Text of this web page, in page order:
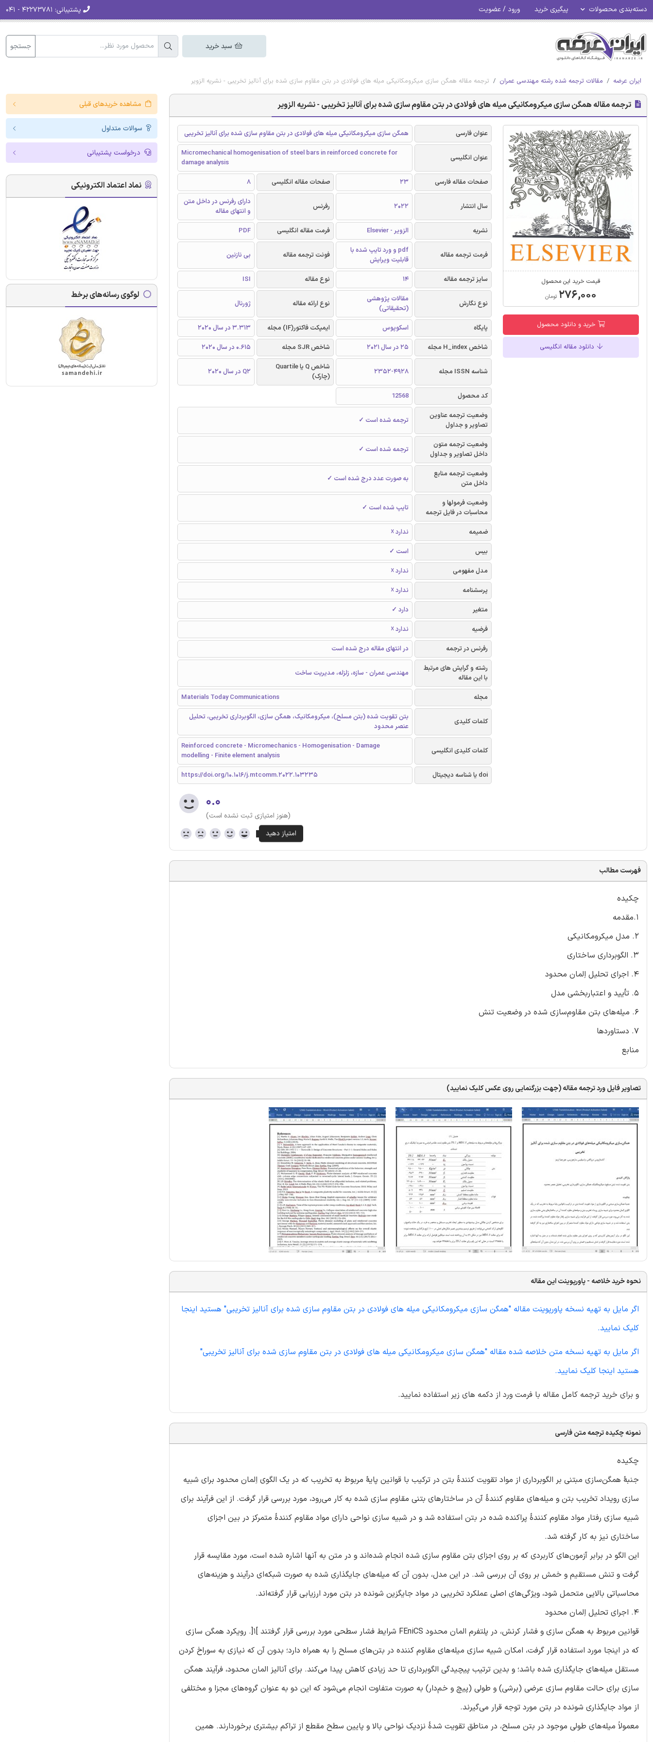
دسته‌بندی محصولات پیگیری خرید ورود / عضویت پشتیبانی:
سبد خرید جستجو
ایران عرضه مقالات ترجمه شده رشته مهندسی عمران ترجمه مقاله همگن سازی میکرومکانیکی میله های فولادی در بتن مقاوم سازی شده برای آنالیز تخریبی - نشریه الزویر
ترجمه مقاله همگن سازی میکرومکانیکی میله های فولادی در بتن مقاوم سازی شده برای آنالیز تخریبی - نشریه الزویر
قیمت خرید این محصول
۲۷۶,۰۰۰ تومان
خرید و دانلود محصول
دانلود مقاله انگلیسی
عنوان فارسی همگن سازی میکرومکانیکی میله های فولادی در بتن مقاوم سازی شده برای آنالیز تخریبی
عنوان انگلیسی
Micromechanical homogenisation of steel bars in reinforced concrete for
damage analysis
صفحات مقاله فارسی
23 صفحات مقاله انگلیسی 8
سال انتشار 2022 رفرنس
دارای رفرنس در داخل متن
و انتهای مقاله
نشریه
الزویر - Elsevier فرمت مقاله انگلیسی PDF
فرمت ترجمه مقاله
pdf و ورد تایپ شده با
قابلیت ویرایش
فونت ترجمه مقاله بی نازنین
سایز ترجمه مقاله 14 نوع مقاله ISI
نوع نگارش
مقالات پژوهشی
(تحقیقاتی)
نوع ارائه مقاله ژورنال
پایگاه اسکوپوس ایمپکت فاکتور(IF) مجله
3.313 در سال 2020
شاخص H_index مجله
25 در سال 2021 شاخص SJR مجله 0.615 در سال 2020
شناسه ISSN مجله 2352-4928
شاخص Q یا Quartile
(چارک)
Q2 در سال 2020
کد محصول
12568
وضعیت ترجمه عناوین
تصاویر و جداول
ترجمه شده است ✓
وضعیت ترجمه متون
داخل تصاویر و جداول
ترجمه شده است ✓
وضعیت ترجمه منابع
داخل متن
به صورت عدد درج شده است ✓
وضعیت فرمولها و
محاسبات در فایل ترجمه
تایپ شده است ✓
ضمیمه
ندارد ☓
بیس
است ✓
مدل مفهومی
ندارد ☓
پرسشنامه
ندارد ☓
متغیر
دارد ✓
فرضیه
ندارد ☓
رفرنس در ترجمه
در انتهای مقاله درج شده است
رشته و گرایش های مرتبط
با این مقاله
مهندسی عمران - سازه، زلزله، مدیریت ساخت
مجله Materials Today Communications
کلمات کلیدی
بتن تقویت شده (بتن مسلح)، میکرومکانیک، همگن سازی، الگوبرداری تخریبی، تحلیل
عنصر محدود
کلمات کلیدی انگلیسی
Reinforced concrete - Micromechanics - Homogenisation - Damage
modelling - Finite element analysis
doi یا شناسه دیجیتال
https://doi.org/10.1016/j.mtcomm.2022.103235
۰.۰
(هنوز امتیازی ثبت نشده است)
فهرست مطالب
چکیده
1.مقدمه
2. مدل میکرومکانیکی
3. الگوبرداری ساختاری
4. اجرای تحلیل اِلمان محدود
5. تأیید و اعتباربخشی مدل
6. میله‌های بتن مقاوم‌سازی شده در وضعیت تنش
7. دستاوردها
منابع
تصاویر فایل ورد ترجمه مقاله (جهت بزرگنمایی روی عکس کلیک نمایید)
نحوه خرید خلاصه - پاورپوینت این مقاله
اگر مایل به تهیه نسخه پاورپوینت مقاله "همگن سازی میکرومکانیکی میله های فولادی در بتن مقاوم سازی شده برای آنالیز تخریبی" هستید اینجا
کلیک نمایید.
اگر مایل به تهیه نسخه متن خلاصه شده مقاله "همگن سازی میکرومکانیکی میله های فولادی در بتن مقاوم سازی شده برای آنالیز تخریبی"
هستید اینجا کلیک نمایید.
و برای خرید ترجمه کامل مقاله با فرمت ورد از دکمه های زیر استفاده نمایید.
نمونه چکیده ترجمه متن فارسی
چکیده
جنبۀ همگن‌سازی مبتنی بر الگوبرداری از مواد تقویت کنندۀ بتن در ترکیب با قوانین پایۀ مربوط به تخریب که در یک الگوی اِلمان محدود برای شبیه
سازی رویداد تخریب بتن و میله‌های مقاوم کنندۀ آن در ساختارهای بتنی مقاوم سازی شده به کار می‌رود، مورد بررسی قرار گرفت. از این فرآیند برای
شبیه سازی رفتار مواد مقاوم کنندۀ پراکنده شده در بتن استفاده شد و در شبیه سازی نواحی دارای مواد مقاوم کنندۀ متمرکز در بین اجزای
ساختاری نیز به کار گرفته شد.
این الگو در برابر آزمون‌های کاربردی که بر روی اجزای بتن مقاوم سازی شده انجام شده‌اند و در متن به آنها اشاره شده است، مورد مقایسه قرار
گرفت و تنش مستقیم و خمش بر روی آن بررسی شد. در این مدل، بدون آن که میله‌های جایگذاری شده به صورت شبکه‌ای درآیند و هزینه‌های
محاسباتی بالایی متحمل شود، ویژگی‌های اصلی عملکرد تخریبی در مواد جایگزین شونده در بتن مورد ارزیابی قرار گرفته‌اند.
4. اجرای تحلیل اِلمان محدود
قوانین مربوط به همگن سازی و فشار کرنش، در پلتفرم المان محدود FEniCS شرایط فشار سطحی مورد بررسی قرار گرفتند ]1[. رویکرد همگن سازی
که در اینجا مورد استفاده قرار گرفت، امکان شبیه سازی میله‌های مقاوم کننده در بتن‌های مسلح را به همراه دارد؛ بدون آن که نیازی به سوراخ کردن
مستقل میله‌های جایگذاری شده باشد؛ و بدین ترتیب پیچیدگی الگوبرداری تا حد زیادی کاهش پیدا می‌کند. برای آنالیز المان محدود، فرآیند همگن
سازی برای حالت مقاوم سازی عرضی (برشی) و طولی (پیچ و خم‌دار) به صورت متفاوت انجام می‌شود که این دو به عنوان گروه‌های مجزا و مختلفی
از مواد جایگذاری شونده در بتن مورد توجه قرار می‌گیرند.
معمولاً میله‌های طولی موجود در بتن مسلح، در مناطق تقویت شدۀ نزدیک نواحی بالا و پایین سطح مقطع از تراکم بیشتری برخوردارند. همین
مشاهده خریدهای قبلی
سوالات متداول
درخواست پشتیبانی
نماد اعتماد الکترونیکی
لوگوی رسانه‌های برخط